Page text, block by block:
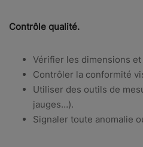
Contrôle qualité.
Vérifier les dimensions
Contrôler la conformité
Utiliser des outils de
jauges…).
Signaler toute anomalie